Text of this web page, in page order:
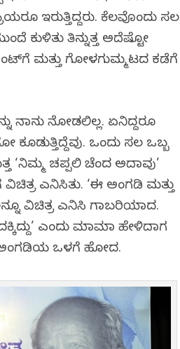
ಇರುತ್ತಿದ್ದರು. ಕೆಲವೊಂದು ಸಲ
ತಿನ್ನುತ್ತ ಅದೆಷ್ಟೋ
ಮತ್ತು ಗೋಳಗುಮ್ಮಟದ ಕಡೆಗೆ
ನಾನು ನೋಡಲಿಲ್ಲ. ಏನಿದ್ದರೂ
ಕೂಡುತ್ತಿದ್ದೆವು. ಒಂದು ಸಲ ಒಬ್ಬ
‘ನಿಮ್ಮ ಚಪ್ಪಲಿ ಚೆಂದ ಅದಾವು’
ವಿಚಿತ್ರ ಎನಿಸಿತು. ‘ಈ ಅಂಗಡಿ ಮತ್ತು
ವಿಚಿತ್ರ ಎನಿಸಿ ಗಾಬರಿಯಾದ.
ಎಂದು ಮಾಮಾ ಹೇಳಿದಾಗ
ಅಂಗಡಿಯ ಒಳಗೆ ಹೋದ.